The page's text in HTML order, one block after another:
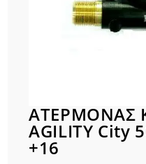
ΑΤΕΡΜΟΝΑΣ
AGILITY City
+16